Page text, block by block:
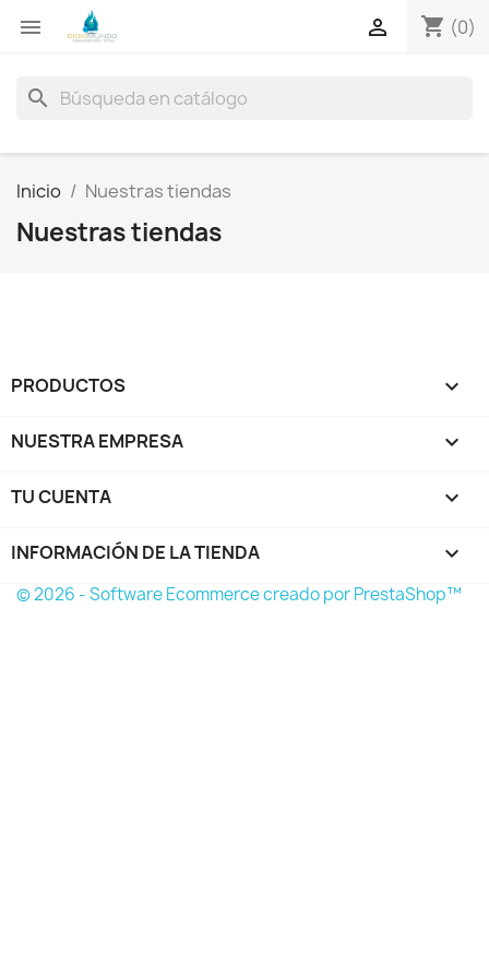
 shopping_cart (0)

search
Inicio Nuestras tiendas
Nuestras tiendas
PRODUCTOS 
NUESTRA EMPRESA 
TU CUENTA 
INFORMACIÓN DE LA TIENDA keyboard_arrow_down
© 2026 - Software Ecommerce creado por PrestaShop™